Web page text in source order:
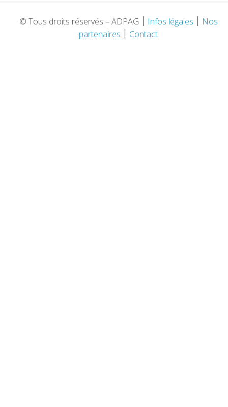
© Tous droits réservés – ADPAG Infos légales
Nos
partenaires
Contact